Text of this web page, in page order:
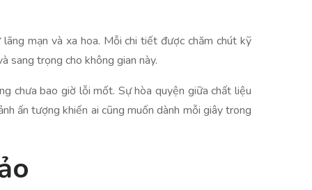
mạn và xa hoa. Mỗi chi tiết được chăm chút kỹ
sang trọng cho không gian này.
chưa bao giờ lỗi mốt. Sự hòa quyện giữa chất liệu
ấn tượng khiến ai cũng muốn dành mỗi giây trong